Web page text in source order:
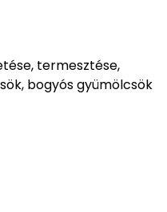
termesztése,
bogyós gyümölcsök